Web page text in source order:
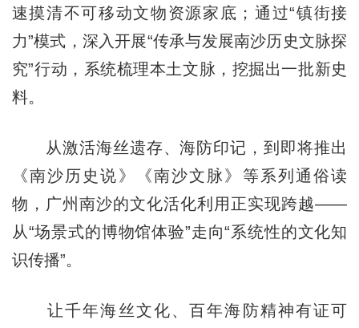
速摸清不可移动文物资源家底；通过“镇街接
力”模式，深入开展“传承与发展南沙历史文脉探
究”行动，系统梳理本土文脉，挖掘出一批新史
料。
从激活海丝遗存、海防印记，到即将推出
《南沙历史说》《南沙文脉》等系列通俗读
物，广州南沙的文化活化利用正实现跨越——
从“场景式的博物馆体验”走向“系统性的文化知
识传播”。
让千年海丝文化、百年海防精神有证可